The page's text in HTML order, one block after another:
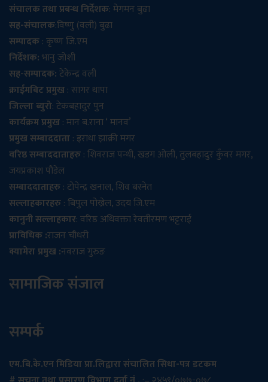
संचालक तथा प्रबन्ध निर्देशक: मेगमन बुढा
सह-संचालक:विष्णु (वली) बुढा
सम्पादक: कृष्ण जि.एम
निर्देशक:भानु जोशी
सह-सम्पादक:टेकेन्द्र वली
क्राईमबिट प्रमुख: सागर थापा
जिल्ला ब्युरो: टेकबहादुर पुन
कार्यक्रम प्रमुख: मान ब.राना ‘ मानव’
प्रमुख सम्बाददाता: इराधा झाक्री मगर
वरिष्ठ सम्बाददाताहरु: शिवराज पन्थी, खडग ओली, तुलबहादुर कुँवर मगर,
जयप्रकाश पौडेल
सम्बाददाताहरु: टोपेन्द्र खनाल, शिव बस्नेत
सल्लाहकारहरु: बिपुल पोख्रेल, उदय जि.एम
कानुनी सल्लाहकार: वरिष्ठ अधिवक्ता रेवतीरमण भट्टराई
प्राविधिक :राजन चौधरी
क्यामेरा प्रमुख :नवराज गुरुङ
सामाजिक संजाल
सम्पर्क
एम.बि.के.एन मिडिया प्रा.लिद्वारा संचालित सिधा-पत्र डटकम